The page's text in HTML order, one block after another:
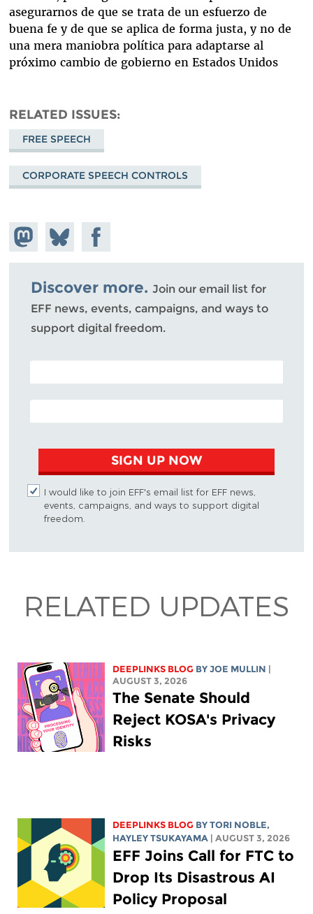
asegurarnos de que se trata de un esfuerzo de
buena fe y de que se aplica de forma justa, y no de
una mera maniobra política para adaptarse al
próximo cambio de gobierno en Estados Unidos
RELATED ISSUES
FREE SPEECH
CORPORATE SPEECH CONTROLS
Share on
Mastodon
Share
on
Bluesky
Share on
Facebook
Discover more. Join our email list for
EFF news, events, campaigns, and ways to
support digital freedom.
POSTAL CODE (OPTIONAL)
EMAIL ADDRESS
SIGN UP NOW
I would like to join EFF's email list for EFF news,
events, campaigns, and ways to support digital
freedom.
RELATED UPDATES
DEEPLINKS BLOG BYJOE MULLIN
AUGUST 3, 2026
The Senate Should
Reject KOSA's Privacy
Risks
DEEPLINKS BLOG BYTORI NOBLE,
HAYLEY TSUKAYAMA
| AUGUST 3, 2026
EFF Joins Call for FTC to
Drop Its Disastrous AI
Policy Proposal